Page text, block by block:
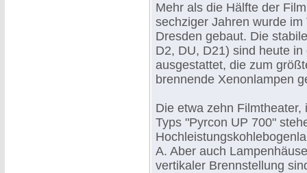
Mehr als die Hälfte der
sechziger Jahren wurde
Dresden gebaut. Die
D2, DU, D21) sind heute
ausgestattet, die zum
brennende Xenonlampen
Die etwa zehn
Typs "Pyrcon UP 700"
A. Aber auch
vertikaler Brennstellung